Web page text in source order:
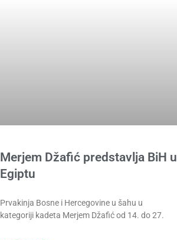
Merjem Džafić predstavlja BiH u
Egiptu
Prvakinja Bosne i Hercegovine u šahu u
kategoriji kadeta Merjem Džafić od 14. do 27.